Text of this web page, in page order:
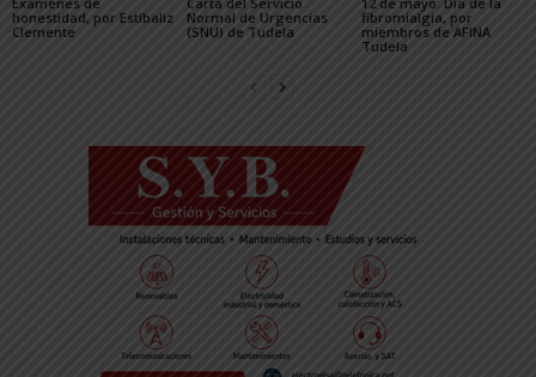
honestidad, por Estíbaliz
Clemente
Normal de Urgencias
(SNU) de Tudela
fibromialgia, por
miembros de AFINA
Tudela